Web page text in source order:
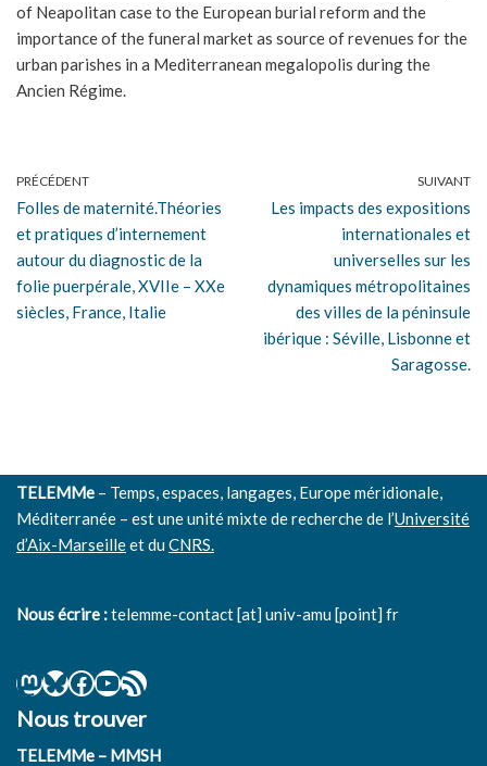
of Neapolitan case to the European burial reform and the
importance of the funeral market as source of revenues for the
urban parishes in a Mediterranean megalopolis during the
Ancien Régime.
PRÉCÉDENT
Folles de maternité.Théories
et pratiques d’internement
autour du diagnostic de la
folie puerpérale, XVIIe – XXe
siècles, France, Italie
SUIVANT
Les impacts des expositions
internationales et
universelles sur les
dynamiques métropolitaines
des villes de la péninsule
ibérique : Séville, Lisbonne et
Saragosse.
TELEMMe – Temps, espaces, langages, Europe méridionale,
Méditerranée – est une unité mixte de recherche de l’Université
d’Aix-Marseilleet duCNRS.
Nous écrire :telemme-contact [at] univ-amu [point] fr
Nous trouver
TELEMMe – MMSH